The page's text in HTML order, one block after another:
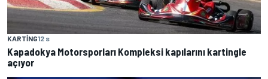
KARTING12 s
Kapadokya Motorsporları Kompleksi kapılarını kartingle
açıyor